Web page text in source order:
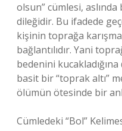
olsun” cümlesi,
dileğidir. Bu ifadede
kişinin toprağa
bağlantılıdır. Yani
bedenini
basit bir “toprak altı”
ölümün ötesinde bir
Cümledeki “Bol”